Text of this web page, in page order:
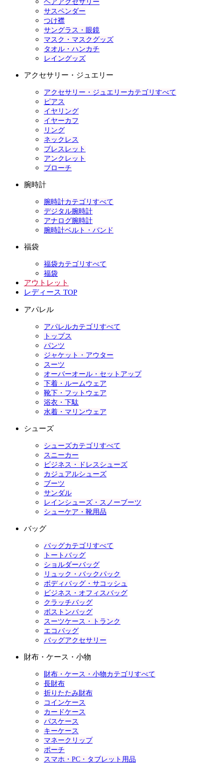
ヘアアクセサリー
サスペンダー
つけ襟
サングラス・眼鏡
マスク・マスクグッズ
タオル・ハンカチ
レイングッズ
アクセサリー・ジュエリー
アクセサリー・ジュエリーカテゴリすべて
ピアス
イヤリング
イヤーカフ
リング
ネックレス
ブレスレット
アンクレット
ブローチ
腕時計
腕時計カテゴリすべて
デジタル腕時計
アナログ腕時計
腕時計ベルト・バンド
福袋
福袋カテゴリすべて
福袋
アウトレット
レディース TOP
アパレル
アパレルカテゴリすべて
トップス
パンツ
ジャケット・アウター
スーツ
オーバーオール・セットアップ
下着・ルームウェア
靴下・フットウェア
浴衣・下駄
水着・マリンウェア
シューズ
シューズカテゴリすべて
スニーカー
ビジネス・ドレスシューズ
カジュアルシューズ
ブーツ
サンダル
レインシューズ・スノーブーツ
シューケア・靴用品
バッグ
バッグカテゴリすべて
トートバッグ
ショルダーバッグ
リュック・バックパック
ボディバッグ・サコッシュ
ビジネス・オフィスバッグ
クラッチバッグ
ボストンバッグ
スーツケース・トランク
エコバッグ
バッグアクセサリー
財布・ケース・小物
財布・ケース・小物カテゴリすべて
長財布
折りたたみ財布
コインケース
カードケース
パスケース
キーケース
マネークリップ
ポーチ
スマホ・PC・タブレット用品